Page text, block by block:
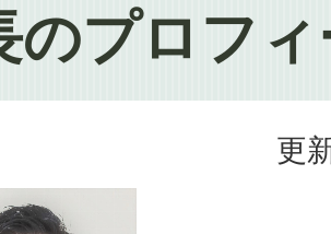
のプロフ
更